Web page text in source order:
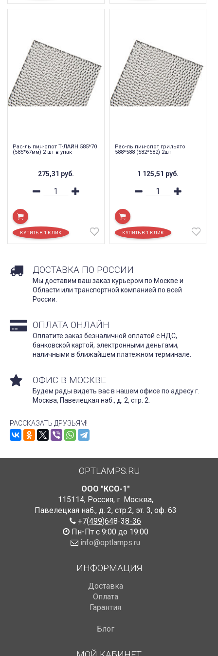
Рас-ль пин-спот Т-ЛАЙН 585*70
(585*67мм) 2 шт в упак
275,31 руб.
Рас-ль пин-спот грильято
588*588 (582*582) 2шт
1 125,51 руб.
ДОСТАВКА ПО РОССИИ
Мы доставим ваш заказ курьером по Москве и
Области или транспортной компанией по всей
России.
ОПЛАТА ОНЛАЙН
Оплатите заказ безналичной оплатой с НДС,
банковской картой, электронными деньгами,
наличными в ближайшем платежном терминале.
ОФИС В МОСКВЕ
Будем рады видеть вас в нашем офисе по адресу г.
Москва, Павелецкая наб., д. 2, стр. 2.
РАССКАЗАТЬ ДРУЗЬЯМ!
OPTLAMPS.RU
ООО "КСО-1"
115114, Россия, г. Москва,
Павелецкая наб., д. 2, стр.2, эт. 3, оф. 63
+7(499)648-38-36
Пн-Пт с 9:00 до 19:00
info@optlamps.ru
ИНФОРМАЦИЯ
Доставка
Оплата
Гарантия
Блог